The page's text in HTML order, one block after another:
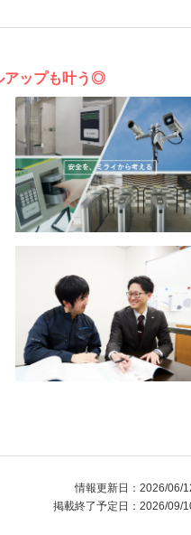
アップも叶う◎
情報更新日：2026/06/
掲載終了予定日：2026/09/